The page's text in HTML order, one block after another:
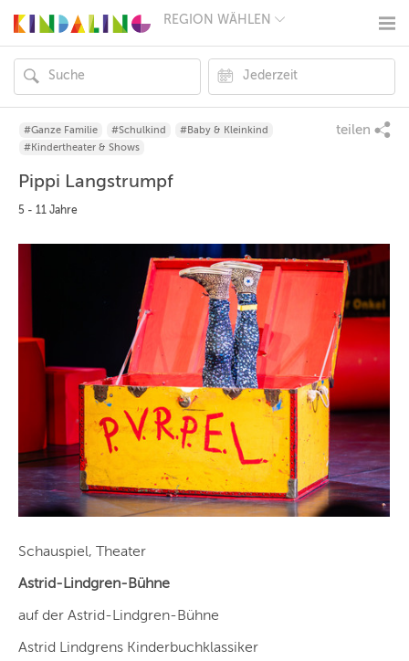
REGION WÄHLEN
MÜNCHEN
HAMBURG
FRANKFURT
KÖLN
DÜSSELDORF
WIEN
ZÜRICH
ANDERE
REGIONEN
#Ganze Familie #Schulkind
#Baby & Kleinkind
#Kindertheater & Shows
teilen
Pippi Langstrumpf
5 - 11 Jahre
Schauspiel, Theater
Astrid-Lindgren-Bühne
auf der Astrid-Lindgren-Bühne
Astrid Lindgrens Kinderbuchklassiker